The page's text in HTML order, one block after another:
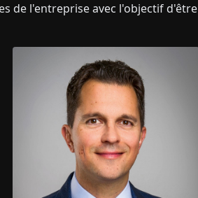
de l'entreprise avec l'objectif d'être